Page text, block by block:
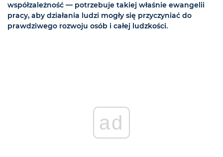
współzależność — potrzebuje takiej właśnie ewangelii
pracy, aby działania ludzi mogły się przyczyniać do
prawdziwego rozwoju osób i całej ludzkości.
ad